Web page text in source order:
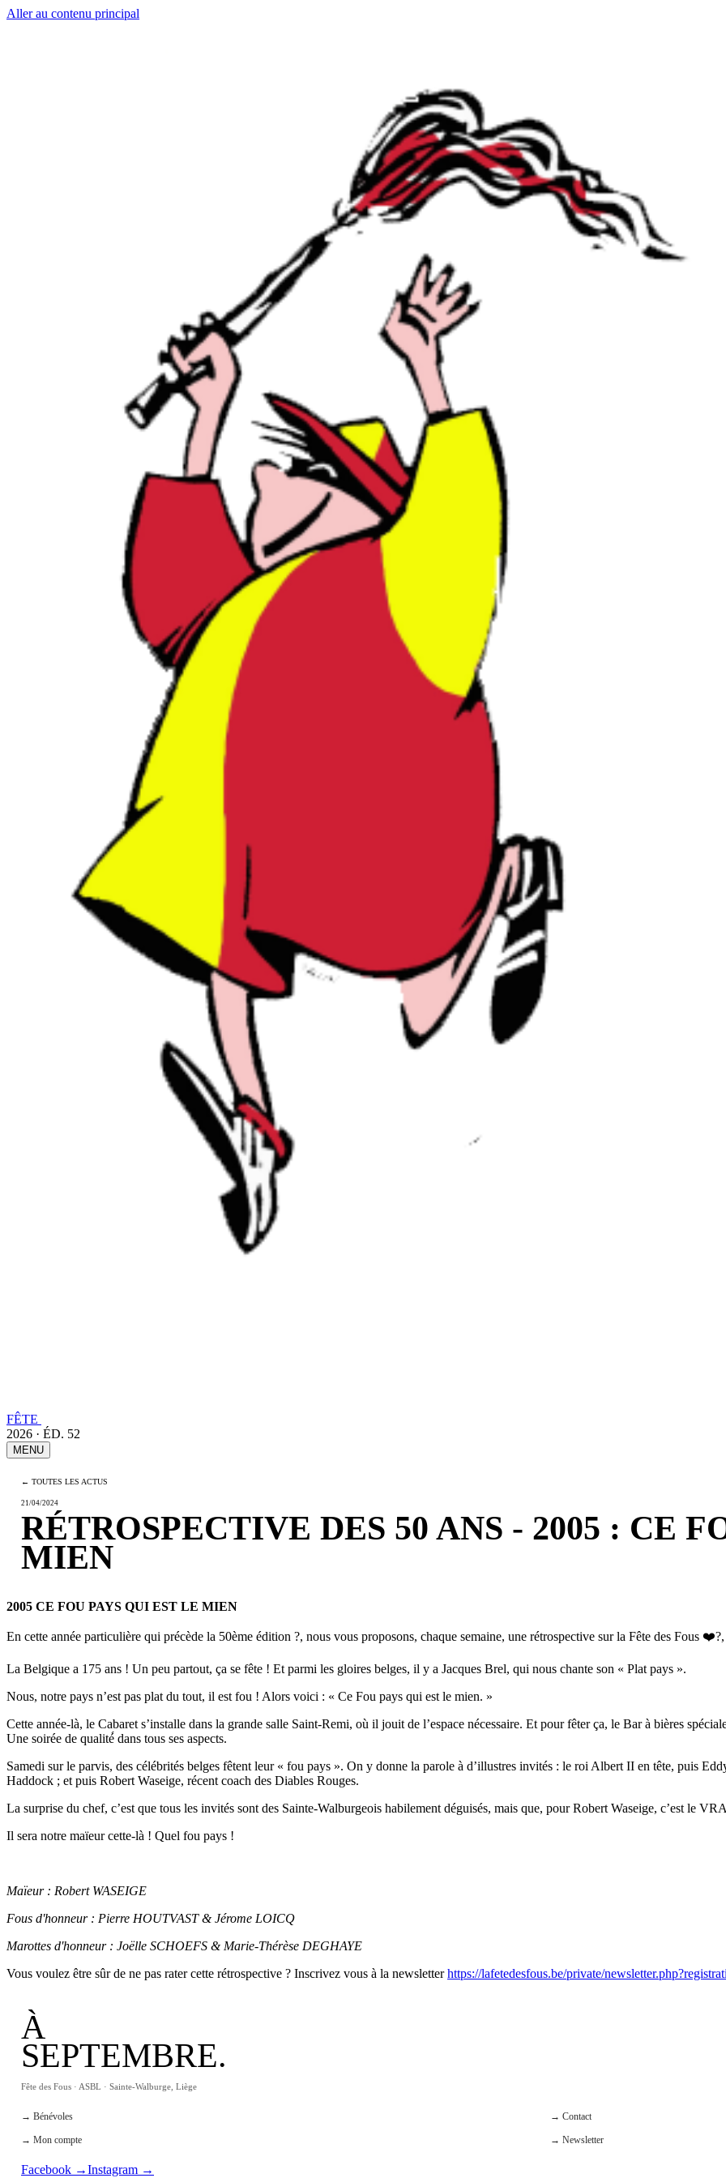
Aller au contenu principal
FÊTE
2026 · ÉD. 52
MENU
← TOUTES LES ACTUS
21/04/2024
RÉTROSPECTIVE DES 50 ANS - 2005 : CE
MIEN
2005 CE FOU PAYS QUI EST LE MIEN
En cette année particulière qui précède la 50ème édition ?, nous vous proposons, chaque semaine, une rétrospective sur la Fête des Fous ❤️?
La Belgique a 175 ans ! Un peu partout, ça se fête ! Et parmi les gloires belges, il y a Jacques Brel, qui nous chante son « Plat pays ».
Nous, notre pays n’est pas plat du tout, il est fou ! Alors voici : « Ce Fou pays qui est le mien. »
Cette année-là, le Cabaret s’installe dans la grande salle Saint-Remi, où il jouit de l’espace nécessaire. Et pour fêter ça, le Bar à bières
Une soirée de qualité́ dans tous ses aspects.
Samedi sur le parvis, des célébrités belges fêtent leur « fou pays ». On y donne la parole à d’illustres invités : le roi Albert II en tête, puis
Haddock ; et puis Robert Waseige, récent coach des Diables Rouges.
La surprise du chef, c’est que tous les invités sont des Sainte-Walburgeois habilement déguisés, mais que, pour Robert Waseige, c’est le
Il sera notre maïeur cette-là ! Quel fou pays !
Maïeur : Robert WASEIGE
Fous d'honneur : Pierre HOUTVAST & Jérome LOICQ
Marottes d'honneur : Joëlle SCHOEFS & Marie-Thérèse DEGHAYE
Vous voulez être sûr de ne pas rater cette rétrospective ? Inscrivez vous à la newsletterhttps://lafetedesfous.be/private/
À
SEPTEMBRE.
Fête des Fous · ASBL · Sainte-Walburge, Liège
→ Bénévoles → Contact
→ Mon compte → Newsletter
Facebook →Instagram →